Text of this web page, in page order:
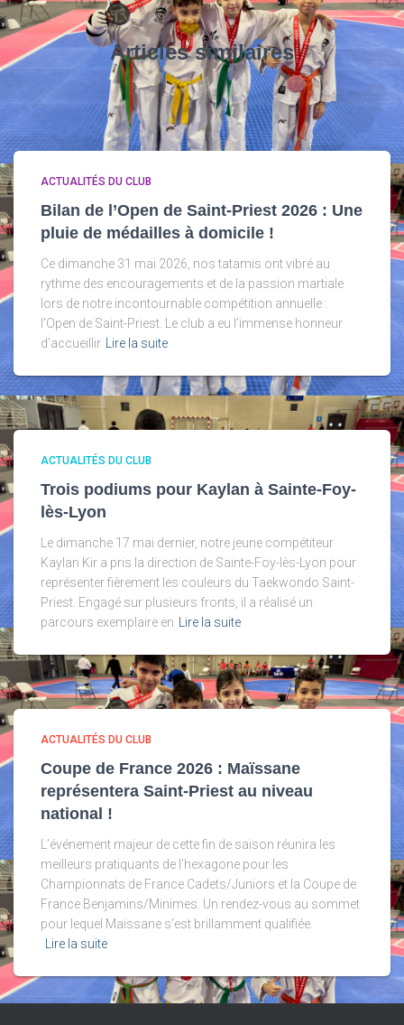
Articles similaires
ACTUALITÉS DU CLUB
Bilan de l’Open de Saint-Priest 2026 : Une
pluie de médailles à domicile !
Ce dimanche 31 mai 2026, nos tatamis ont vibré au
rythme des encouragements et de la passion martiale
lors de notre incontournable compétition annuelle :
l’Open de Saint-Priest. Le club a eu l’immense honneur
d’accueillir
Lire la suite
ACTUALITÉS DU CLUB
Trois podiums pour Kaylan à Sainte-Foy-
lès-Lyon
Le dimanche 17 mai dernier, notre jeune compétiteur
Kaylan Kir a pris la direction de Sainte-Foy-lès-Lyon pour
représenter fièrement les couleurs du Taekwondo Saint-
Priest. Engagé sur plusieurs fronts, il a réalisé un
parcours exemplaire en
Lire la suite
ACTUALITÉS DU CLUB
Coupe de France 2026 : Maïssane
représentera Saint-Priest au niveau
national !
L’événement majeur de cette fin de saison réunira les
meilleurs pratiquants de l’hexagone pour les
Championnats de France Cadets/Juniors et la Coupe de
France Benjamins/Minimes. Un rendez-vous au sommet
pour lequel Maïssane s’est brillamment qualifiée.
Lire la suite